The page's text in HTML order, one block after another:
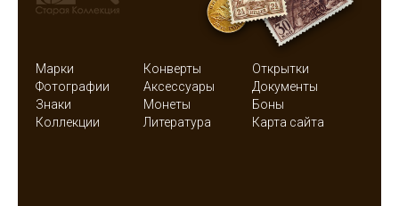
Марки Конверты
Открытки
Фотографии
Аксессуары
Документы
Знаки
Монеты
Боны
Коллекции
Литература Карта сайта